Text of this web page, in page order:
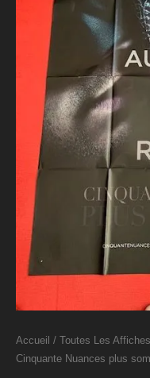
Accueil / Toutes Les Affiches
Cinquante Nuances plus